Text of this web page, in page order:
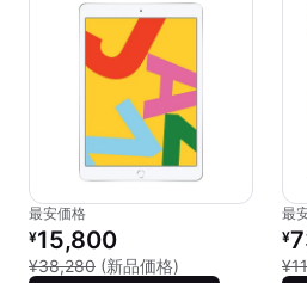
最安価格
リファービッシュ品の価格：
¥15,800
¥38,280 (新品価格) 新品との比較：
最
リ
¥